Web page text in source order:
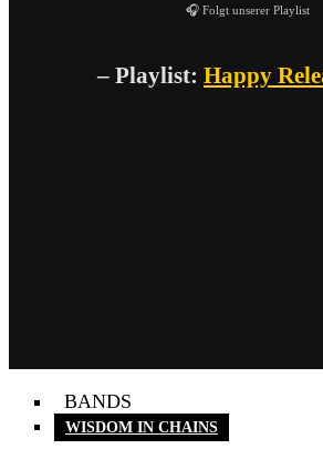
🎧 Folgt unserer Playlist
– Playlist: Happy
BANDS
WISDOM IN CHAINS